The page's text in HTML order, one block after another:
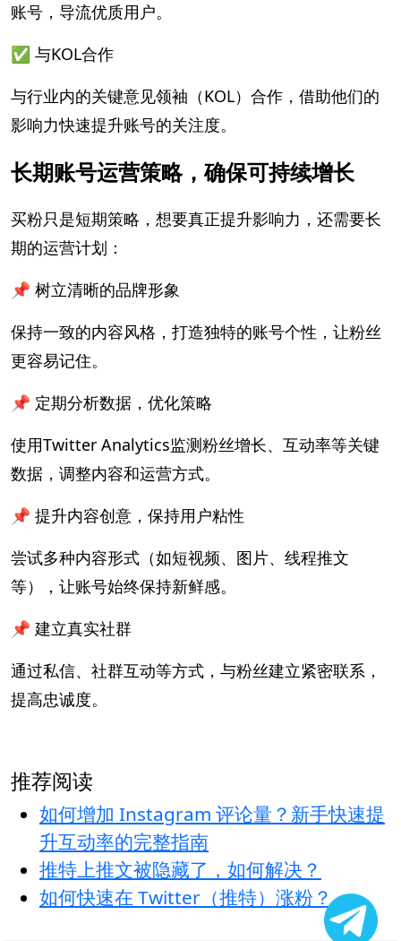
账号，导流优质用户。
✅ 与KOL合作
与行业内的关键意见领袖（KOL）合作，借助他们的
影响力快速提升账号的关注度。
长期账号运营策略，确保可持续增长
买粉只是短期策略，想要真正提升影响力，还需要长
期的运营计划：
📌 树立清晰的品牌形象
保持一致的内容风格，打造独特的账号个性，让粉丝
更容易记住。
📌 定期分析数据，优化策略
使用Twitter Analytics监测粉丝增长、互动率等关键
数据，调整内容和运营方式。
📌 提升内容创意，保持用户粘性
尝试多种内容形式（如短视频、图片、线程推文
等），让账号始终保持新鲜感。
📌 建立真实社群
通过私信、社群互动等方式，与粉丝建立紧密联系，
提高忠诚度。
推荐阅读
如何增加 Instagram 评论量？新手快速提
升互动率的完整指南
推特上推文被隐藏了，如何解决？
如何快速在 Twitter（推特）涨粉？